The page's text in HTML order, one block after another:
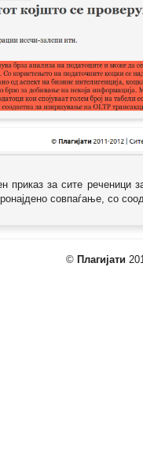
приказ за сите реченици
совпаѓање, со
© Плагијати